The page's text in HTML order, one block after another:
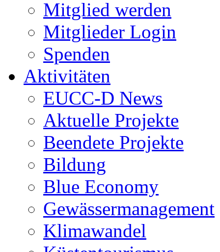
Mitglied werden
Mitglieder Login
Spenden
Aktivitäten
EUCC-D News
Aktuelle Projekte
Beendete Projekte
Bildung
Blue Economy
Gewässermanagement
Klimawandel